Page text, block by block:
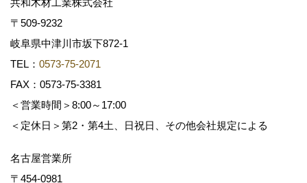
共和木材工業株式会社
〒509-9232
岐阜県中津川市坂下872‐1
TEL： 0573-75-2071
FAX：0573-75-3381
＜営業時間＞8:00～17:00
＜定休日＞第2・第4土、日祝日、その他会社規定による
名古屋営業所
〒454-0981